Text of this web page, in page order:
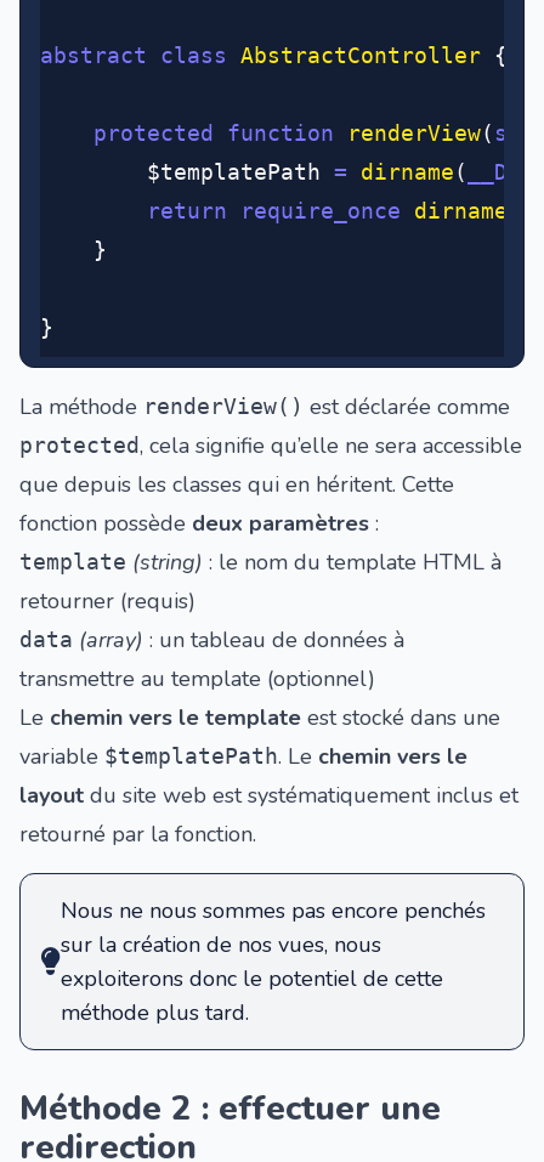
abstract class AbstractController {
	protected
function renderView(
		$templatePath
= dirname(
		return
require_once dirname
	}
}
La méthode renderView() est déclarée comme
protected, cela signifie qu’elle ne sera accessible
que depuis les classes qui en héritent. Cette
fonction possède deux paramètres :
template (string) : le nom du template HTML à
retourner (requis)
data (array) : un tableau de données à
transmettre au template (optionnel)
Le chemin vers le template est stocké dans une
variable $templatePath. Le chemin vers le
layout du site web est systématiquement inclus et
retourné par la fonction.
Nous ne nous sommes pas encore penchés
sur la création de nos vues, nous
exploiterons donc le potentiel de cette
méthode plus tard.
Méthode 2 : effectuer une
redirection